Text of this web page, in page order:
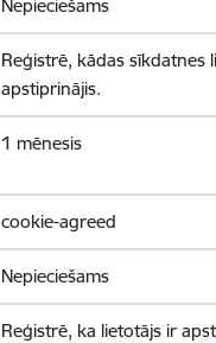
Nepieciešams
Reģistrē, kādas sīkdatnes
apstiprinājis.
1 mēnesis
cookie-agreed
Nepieciešams
Reģistrē, ka lietotājs ir